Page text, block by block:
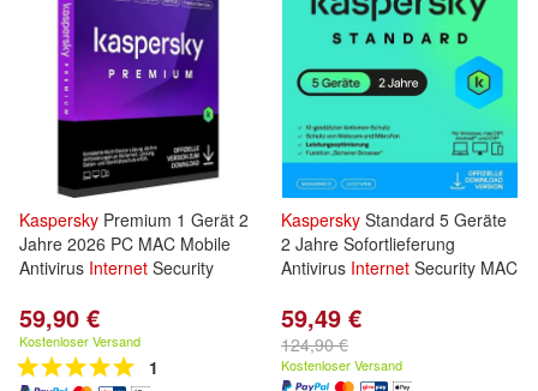
Kaspersky Premium 1 Gerät 2
Jahre 2026 PC MAC Mobile
Antivirus Internet Security
59,90 €
Kostenloser Versand
1
Kaspersky Standard 5 Geräte
2 Jahre Sofortlieferung
Antivirus Internet Security MAC
59,49 €
124,90 €
Kostenloser Versand